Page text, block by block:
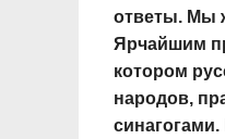
ответы. Мы
Ярчайшим
котором
народов,